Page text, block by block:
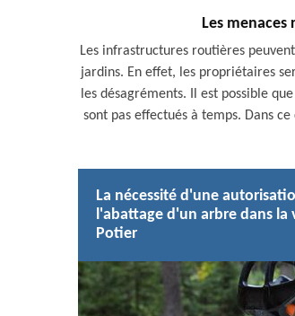
Les
Les infrastructures routières
jardins. En effet, les propriétaires
les désagréments. Il est possible
sont pas effectués à temps. Dans
La nécessité d'une
l'abattage d'un arbre dans la
Potier